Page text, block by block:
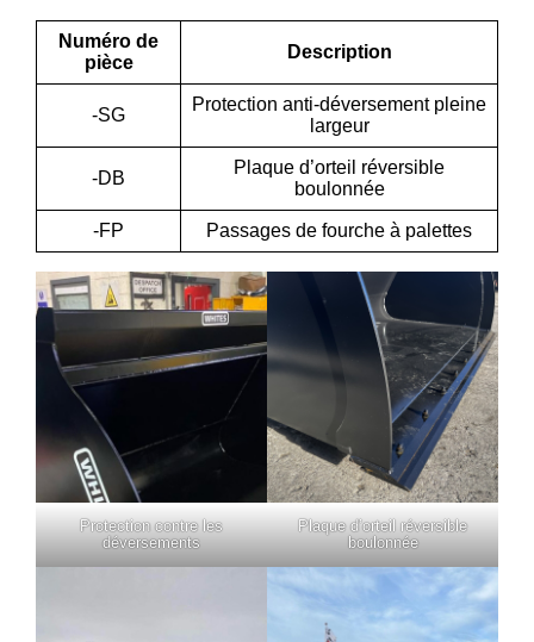
Numéro de
pièce
Description
-SG
Protection anti-déversement pleine
largeur
-DB
Plaque d’orteil réversible
boulonnée
-FP Passages de fourche à palettes
Protection contre les
déversements
Plaque d’orteil réversible
boulonnée